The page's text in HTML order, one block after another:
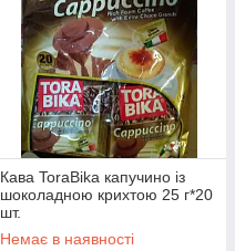
Кава ToraBika капучино із
шоколадною крихтою 25 г*20
шт.
Немає в наявності